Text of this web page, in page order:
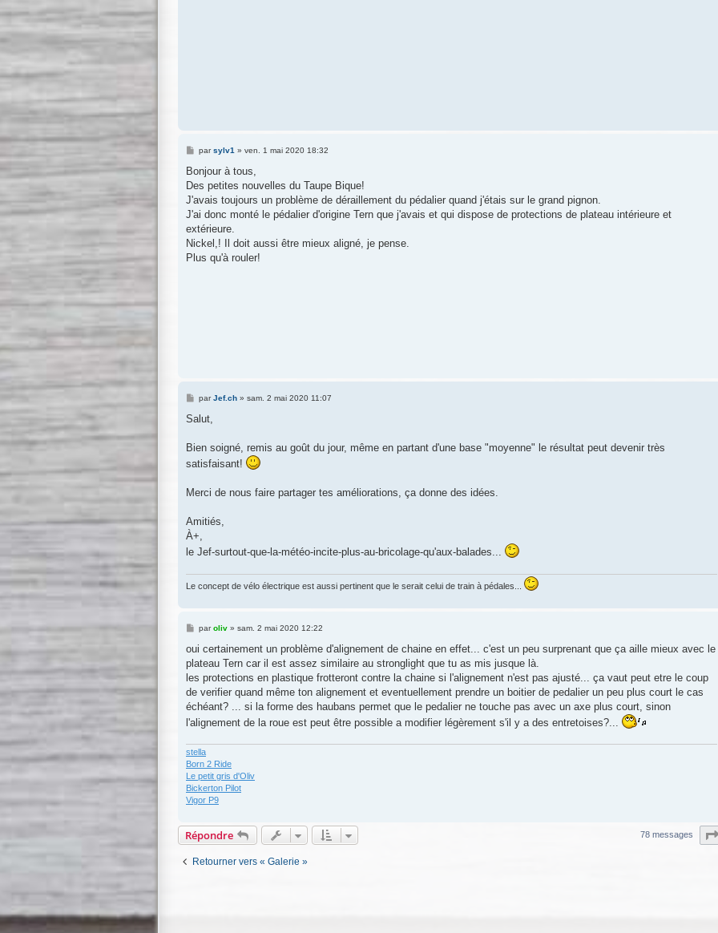
M
s
a
g
parsylv1 » ven. 1 mai 2020 18:32
Bonjour à tous,
Des petites nouvelles du Taupe Bique!
J'avais toujours un problème de déraillement du pédalier quand j'étais sur le grand pignon.
J'ai donc monté le pédalier d'origine Tern que j'avais et qui dispose de protections de plateau intérieure et
extérieure.
Nickel,! Il doit aussi être mieux aligné, je pense.
Plus qu'à rouler!
M
s
g
parJef.ch» sam. 2 mai 2020 11:07
Salut,
Bien soigné, remis au goût du jour, même en partant d'une base "moyenne" le résultat peut devenir très
satisfaisant!
Merci de nous faire partager tes améliorations, ça donne des idées.
Amitiés,
À+,
le Jef-surtout-que-la-météo-incite-plus-au-bricolage-qu'aux-balades...
Le concept de vélo électrique est aussi pertinent que le serait celui de train à pédales...
M
s
a
g
paroliv» sam. 2 mai 2020 12:22
oui certainement un problème d'alignement de chaine en effet... c'est un peu surprenant que ça aille mieux avec le
plateau Tern car il est assez similaire au stronglight que tu as mis jusque là.
les protections en plastique frotteront contre la chaine si l'alignement n'est pas ajusté... ça vaut peut etre le coup
de verifier quand même ton alignement et eventuellement prendre un boitier de pedalier un peu plus court le cas
échéant? ... si la forme des haubans permet que le pedalier ne touche pas avec un axe plus court, sinon
l'alignement de la roue est peut être possible a modifier légèrement s'il y a des entretoises?...
stella
Born 2 Ride
Le petit gris d'Oliv
Bickerton Pilot
Vigor P9
Répondre 78 messages
Retourner vers « Galerie »